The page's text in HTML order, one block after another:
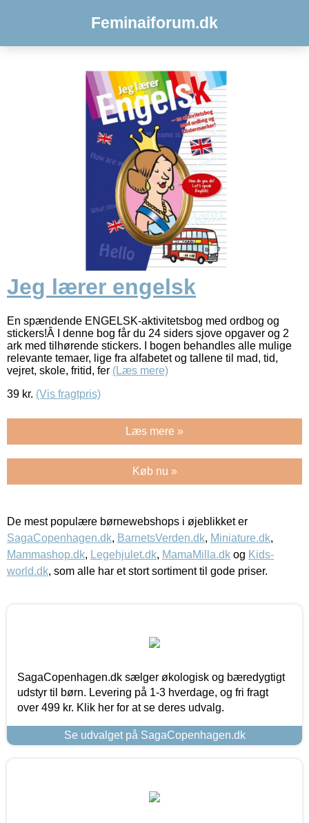
Feminaiforum.dk
Jeg lærer engelsk
En spændende ENGELSK-aktivitetsbog med ordbog og
stickers!Â I denne bog får du 24 siders sjove opgaver og 2
ark med tilhørende stickers. I bogen behandles alle mulige
relevante temaer, lige fra alfabetet og tallene til mad, tid,
vejret, skole, fritid, fer (Læs mere)
39 kr. (Vis fragtpris)
Læs mere »
Køb nu »
De mest populære børnewebshops i øjeblikket er
SagaCopenhagen.dk, BarnetsVerden.dk, Miniature.dk,
Mammashop.dk, Legehjulet.dk, MamaMilla.dk og Kids-
world.dk, som alle har et stort sortiment til gode priser.
SagaCopenhagen.dk sælger økologisk og bæredygtigt
udstyr til børn. Levering på 1-3 hverdage, og fri fragt
over 499 kr. Klik her for at se deres udvalg.
Se udvalget på SagaCopenhagen.dk